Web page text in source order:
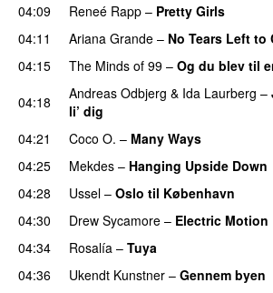
04:09
Reneé Rapp – Pretty Girls
04:11
Ariana Grande – No Tears Left to
04:15
The Minds of 99 – Og du blev til
04:18
Andreas Odbjerg & Ida Laurberg –
li’ dig
04:21
Coco O. – Many Ways
04:25
Mekdes – Hanging Upside Down
04:28
Ussel – Oslo til København
04:30
Drew Sycamore – Electric Motion
04:34 Rosalía – Tuya
04:36
Ukendt Kunstner – Gennem byen